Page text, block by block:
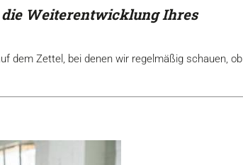
Weiterentwicklung Ihres
dem Zettel, bei denen wir regelmäßig schauen, ob